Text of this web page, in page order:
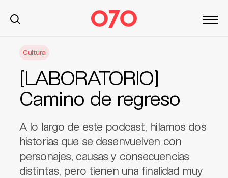
Cultura
[LABORATORIO]
Camino de regreso
A lo largo de este podcast, hilamos dos
historias que se desenvuelven con
personajes, causas y consecuencias
distintas, pero tienen una finalidad muy